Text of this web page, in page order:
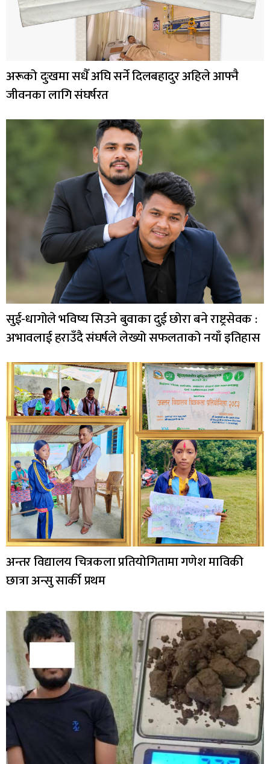
अरूको दुःखमा सधैँ अघि सर्ने दिलबहादुर अहिले आफ्नै
जीवनका लागि संघर्षरत
सुई-धागोले भविष्य सिउने बुवाका दुई छोरा बने राष्ट्रसेवक :
अभावलाई हराउँदै संघर्षले लेख्यो सफलताको नयाँ इतिहास
अन्तर विद्यालय चित्रकला प्रतियोगितामा गणेश माविकी
छात्रा अन्सु सार्की प्रथम